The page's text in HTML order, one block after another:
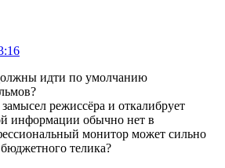
идти по умолчанию
режиссёра и откалибрует
информации обычно нет в
монитор может сильно
бюджетного телика?